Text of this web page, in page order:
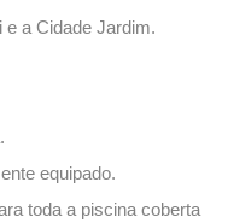
a Cidade Jardim.
equipado.
toda a piscina coberta